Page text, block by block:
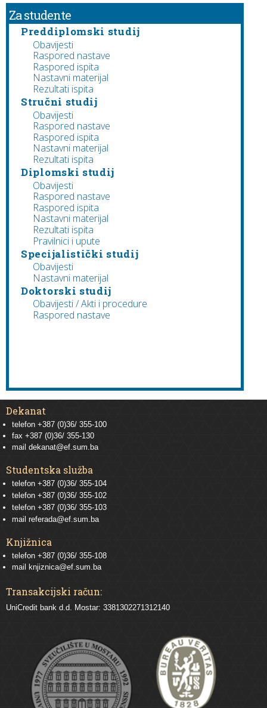
Za studente
Preddiplomski studij
Obavijesti
Raspored nastave
Raspored ispita
Nastavni materijal
Rezultati ispita
Stručni studij
Obavijesti
Raspored nastave
Raspored ispita
Nastavni materijal
Rezultati ispita
Diplomski studij
Obavijesti
Raspored nastave
Raspored ispita
Nastavni materijal
Rezultati ispita
Pravilnici i upute
Specijalistički studij
Obavijesti
Nastavni materijal
Doktorski studij
Obavijesti / Akti i procedure
Raspored nastave
Dekanat
telefon +387 (0)36/ 355-100
fax +387 (0)36/ 355-130
mail dekanat@ef.sum.ba
Studentska služba
telefon +387 (0)36/ 355-104
telefon +387 (0)36/ 355-102
telefon +387 (0)36/ 355-103
mail referada@ef.sum.ba
Knjižnica
telefon +387 (0)36/ 355-108
mail
knjiznica@ef.sum.ba
Transakcijski račun:
UniCredit bank d.d. Mostar: 3381302271312140